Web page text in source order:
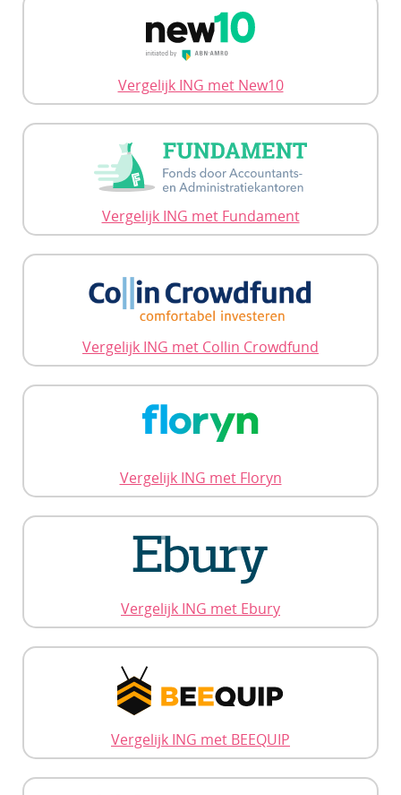
Vergelijk ING met New10
Vergelijk ING met Fundament
Vergelijk ING met Collin Crowdfund
Vergelijk ING met Floryn
Vergelijk ING met Ebury
Vergelijk ING met BEEQUIP